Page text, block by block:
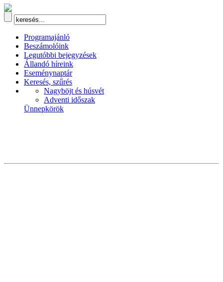
Programajánló
Beszámolóink
Legutóbbi bejegyzések
Állandó híreink
Eseménynaptár
Keresés, szűrés
Nagyböjt és húsvét
Adventi időszak
Ünnepkörök